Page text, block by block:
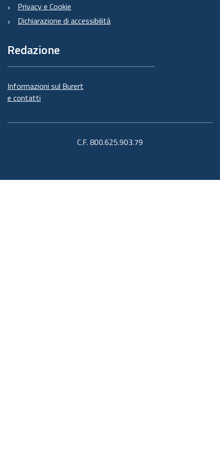
Privacy e Cookie
Dichiarazione di accessibilità
Redazione
Informazioni sul Burert
e contatti
C.F. 800.625.903.79